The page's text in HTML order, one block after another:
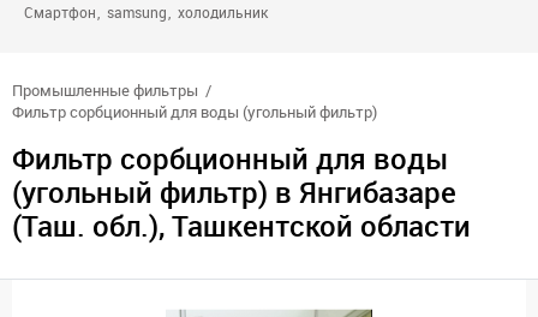
Смартфон samsung холодильник
Промышленные фильтры
Фильтр сорбционный для воды (угольный фильтр)
Фильтр сорбционный для воды
(угольный фильтр) в Янгибазаре
(Таш. обл.), Ташкентской области